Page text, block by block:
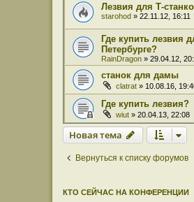
Лезвия для Т-
starohod » 22.11.12, 16:11
Где купить лезвия
Петербурге?
RainDragon » 29.04.12,
станок для дамы
clatrat » 10.08.16,
Где купить лезвия?
wiut » 20.04.13, 22:08
Новая тема
Вернуться к списку форумов
КТО СЕЙЧАС НА КОНФЕРЕНЦИИ